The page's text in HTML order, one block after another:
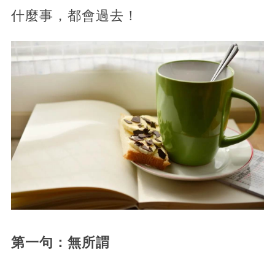
什麼事，都會過去！
第一句：無所謂